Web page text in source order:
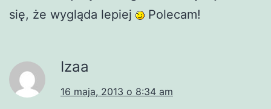
się, że wygląda lepiej
Polecam!
Izaa
16 maja, 2013 o 8:34 am